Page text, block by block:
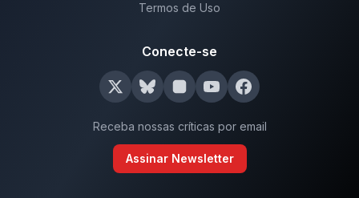
Termos de Uso
Conecte-se
Receba nossas críticas por email
Assinar Newsletter